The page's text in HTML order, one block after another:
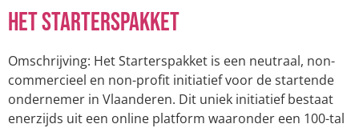
Het Starterspakket
Omschrijving: Het Starterspakket is een neutraal, non-
commercieel en non-profit initiatief voor de startende
ondernemer in Vlaanderen. Dit uniek initiatief bestaat
enerzijds uit een online platform waaronder een 100-tal